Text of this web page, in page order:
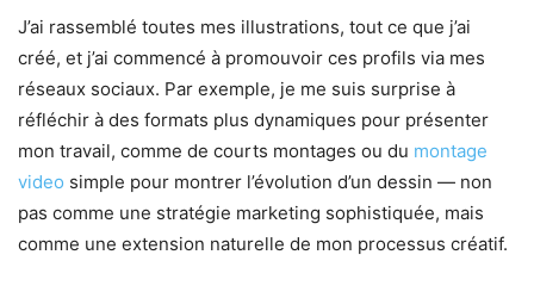
J’ai rassemblé toutes mes illustrations, tout ce que j’ai
créé, et j’ai commencé à promouvoir ces profils via mes
réseaux sociaux. Par exemple, je me suis surprise à
réfléchir à des formats plus dynamiques pour présenter
mon travail, comme de courts montages ou du montage
video simple pour montrer l’évolution d’un dessin — non
pas comme une stratégie marketing sophistiquée, mais
comme une extension naturelle de mon processus créatif.